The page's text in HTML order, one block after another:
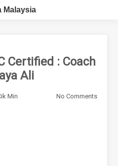
Malaysia
Certified : Coach
Ali
Min No Comments